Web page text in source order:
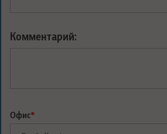
Комментарий:
Офис*